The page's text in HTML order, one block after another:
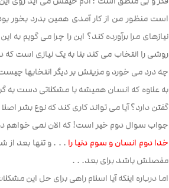
است منظور من از کار آمدی همین بدرد بخور
نیازهای مرا برآورده کند؟ این را چرا می گویم
روشی را انتخاب می کند بنا به یک نیازی است
چه درد می خورد و مزیتش بر دیگر انتخابها
به علاوه که انسان همیشه با مشکلاتی دست به
گفتن دارد؟ آیا می تواند کاری کند که نوع بشر
جواب سوال دوم خیر است! که الان نمی خواهم
خدا دوم انسان و سوم دنیا را . . . و تنها بعد از
مفصلش باشد برای بعد. . .
اما درباره اینکه آیا اسلام راهی برای حل این